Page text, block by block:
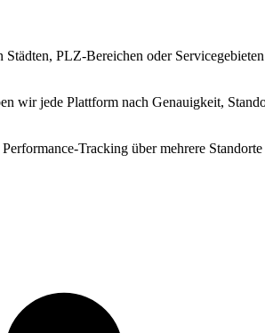
PLZ-Bereichen oder
jede Plattform nach Genauigkeit,
Tracking über mehrere Standorte